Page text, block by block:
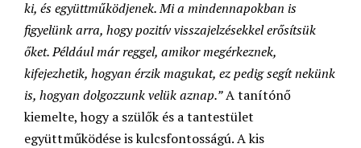
ki, és együttműködjenek. Mi a mindennapokban is
figyelünk arra, hogy pozitív visszajelzésekkel erősítsük
őket. Például már reggel, amikor megérkeznek,
kifejezhetik, hogyan érzik magukat, ez pedig segít nekünk
is, hogyan dolgozzunk velük aznap.”A tanítónő
kiemelte, hogy a szülők és a tantestület
együttműködése is kulcsfontosságú. A kis